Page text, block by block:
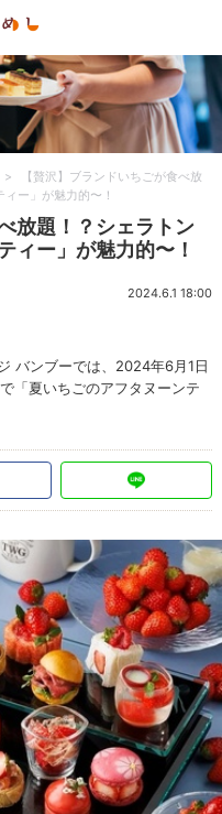
>
【贅沢】ブランドいちごが食べ放
ー」が魅力的〜！
放題！？シェラトン
ィー」が魅力的〜！
2024.6.1 18:00
バンブーでは、2024年6月1日
「夏いちごのアフタヌーンテ